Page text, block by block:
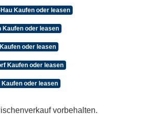
Kaufen oder leasen
Kaufen oder leasen
oder leasen
Kaufen oder leasen
oder leasen
vorbehalten.